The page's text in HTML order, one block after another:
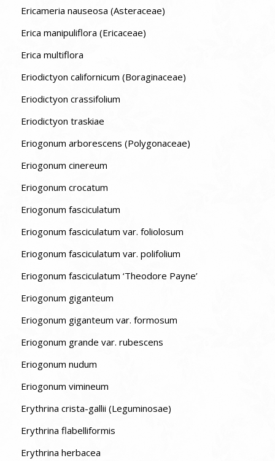
Ericameria nauseosa (Asteraceae)
Erica manipuliflora (Ericaceae)
Erica multiflora
Eriodictyon californicum (Boraginaceae)
Eriodictyon crassifolium
Eriodictyon traskiae
Eriogonum arborescens (Polygonaceae)
Eriogonum cinereum
Eriogonum crocatum
Eriogonum fasciculatum
Eriogonum fasciculatum var. foliolosum
Eriogonum fasciculatum var. polifolium
Eriogonum fasciculatum ‘Theodore Payne’
Eriogonum giganteum
Eriogonum giganteum var. formosum
Eriogonum grande var. rubescens
Eriogonum nudum
Eriogonum vimineum
Erythrina crista-gallii (Leguminosae)
Erythrina flabelliformis
Erythrina herbacea